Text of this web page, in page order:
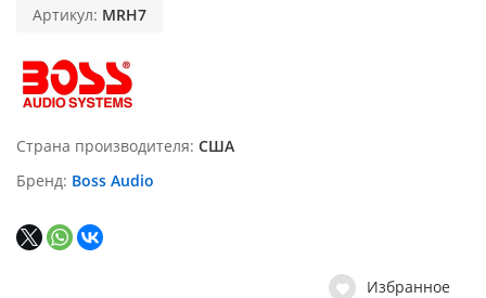
Артикул: MRH7
Страна производителя США
Бренд Boss Audio
Избранное